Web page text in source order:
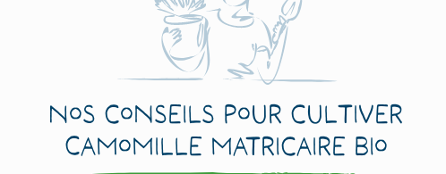
Nos conseils pour cultiver
Camomille matricaire Bio